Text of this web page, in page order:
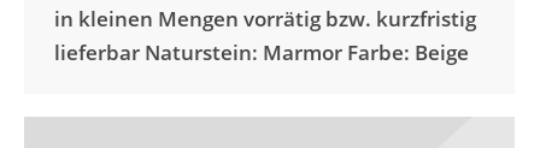
in kleinen Mengen vorrätig bzw. kurzfristig
lieferbar Naturstein: Marmor Farbe: Beige